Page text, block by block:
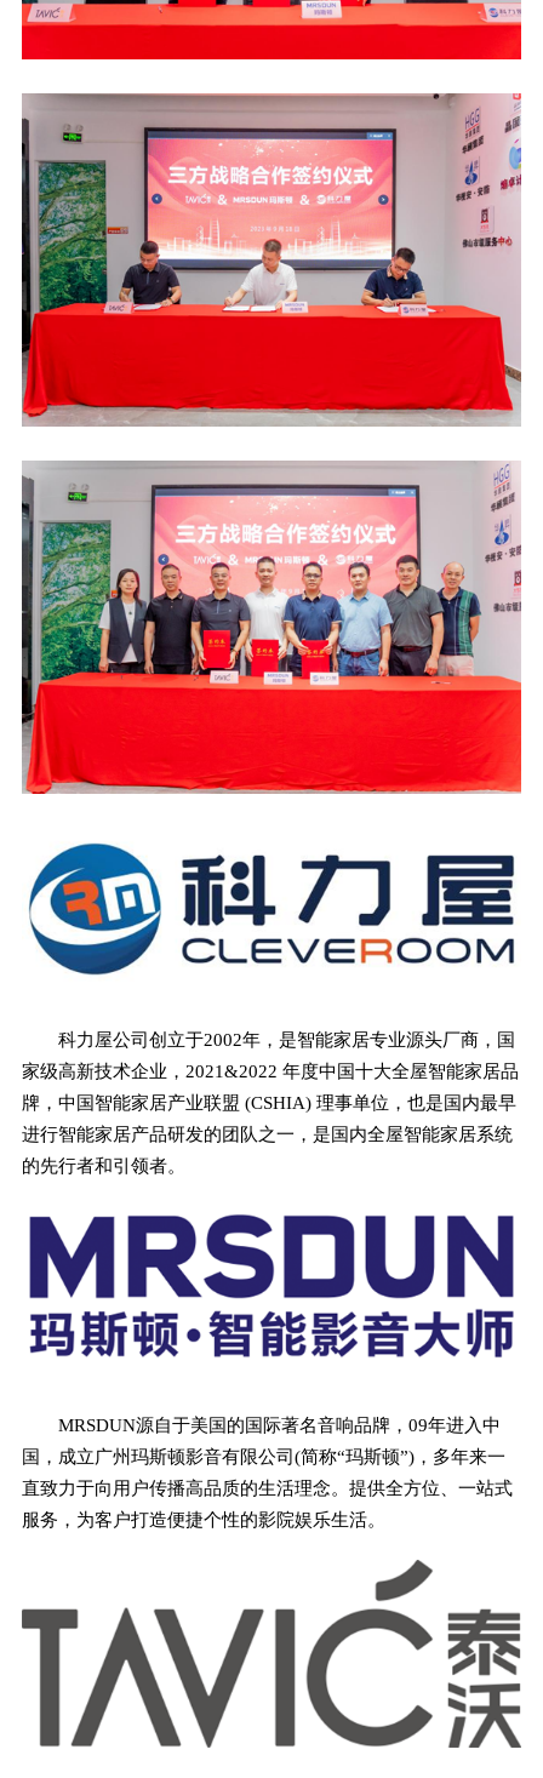
科力屋公司创立于2002年，是智能家居专业源头厂商，国
家级高新技术企业，2021&2022 年度中国十大全屋智能家居品
牌，中国智能家居产业联盟 (CSHIA) 理事单位，也是国内最早
进行智能家居产品研发的团队之一，是国内全屋智能家居系统
的先行者和引领者。
MRSDUN源自于美国的国际著名音响品牌，09年进入中
国，成立广州玛斯顿影音有限公司(简称“玛斯顿”)，多年来一
直致力于向用户传播高品质的生活理念。提供全方位、一站式
服务，为客户打造便捷个性的影院娱乐生活。